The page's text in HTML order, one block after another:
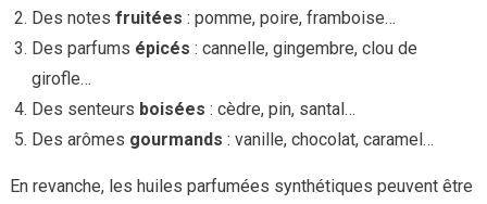
Des notes fruitées : pomme, poire, framboise…
Des parfums épicés : cannelle, gingembre, clou de
girofle…
Des senteurs boisées : cèdre, pin, santal…
Des arômes gourmands : vanille, chocolat, caramel…
En revanche, les huiles parfumées synthétiques peuvent être